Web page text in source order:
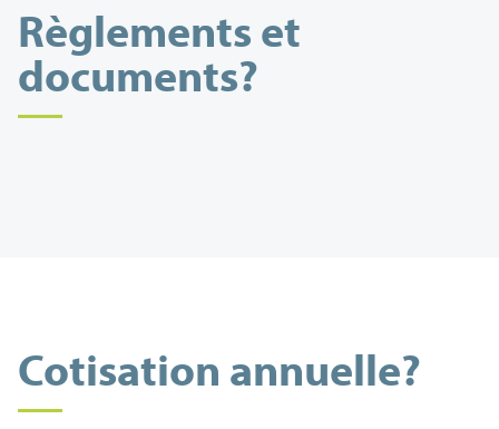
Règlements et
documents?
Cotisation annuelle?